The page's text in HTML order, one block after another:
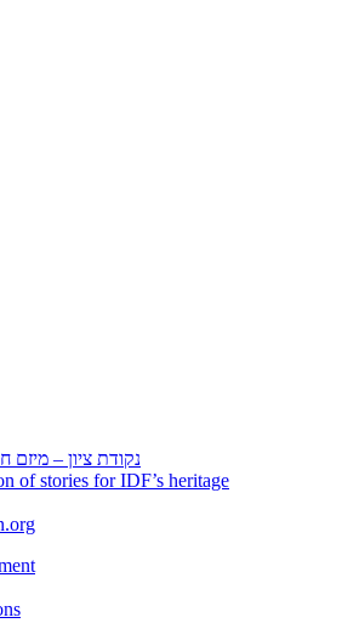
נקודת ציון –
of stories for IDF’s heritage